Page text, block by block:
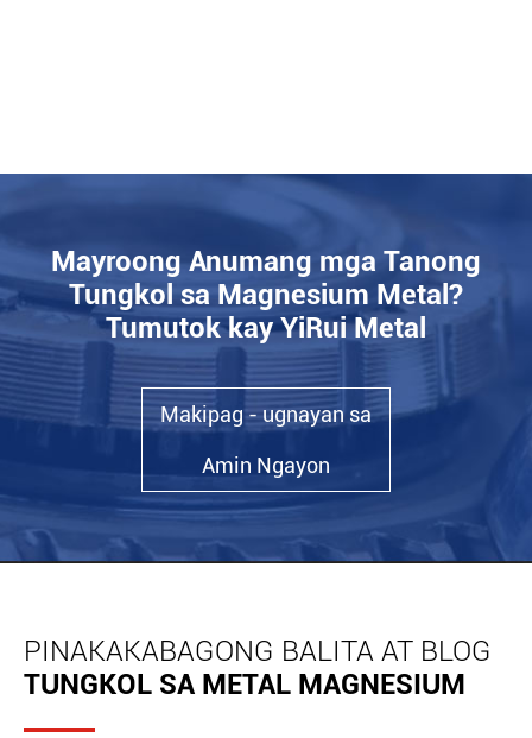
Mayroong Anumang mga Tanong
Tungkol sa Magnesium Metal?
Tumutok kay YiRui Metal
Makipag - ugnayan sa
Amin Ngayon
PINAKAKABAGONG BALITA AT BLOG
TUNGKOL SA METAL MAGNESIUM